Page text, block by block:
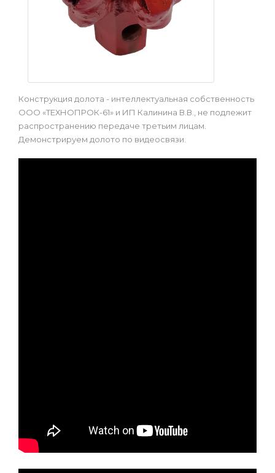
Конструкция долота - интеллектуальная собственность
ООО «ТЕХНОПРОК-61» и ИП Калинина В.В., не подлежит
распространению передаче третьим лицам.
Демонстрируем долото по видеосвязи.